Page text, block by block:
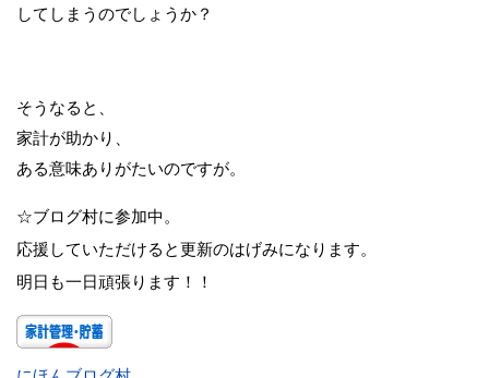
してしまうのでしょうか？
そうなると、
家計が助かり、
ある意味ありがたいのですが。
☆ブログ村に参加中。
応援していただけると更新のはげみになります。
明日も一日頑張ります！！